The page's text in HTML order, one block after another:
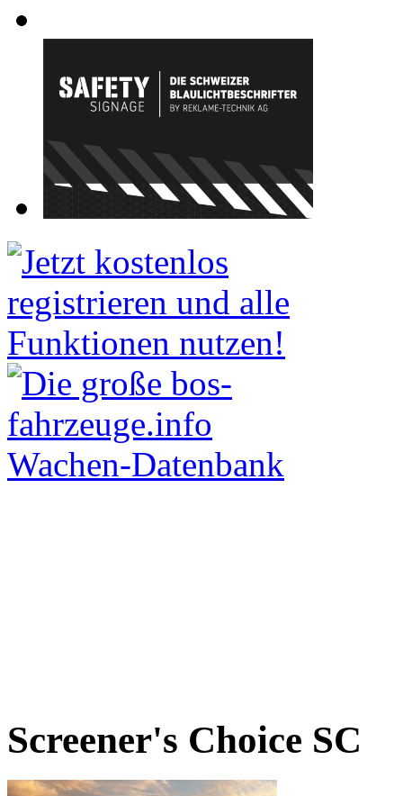
Screener's Choice SC